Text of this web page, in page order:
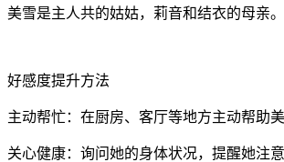
美雪是主人共的姑姑，莉音和结衣的母亲
好感度提升方法
主动帮忙：在厨房、客厅等地方主动帮助
关心健康：询问她的身体状况，提醒她注